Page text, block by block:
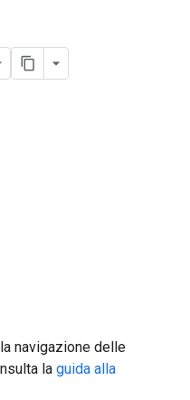
navigazione delle
la guida alla